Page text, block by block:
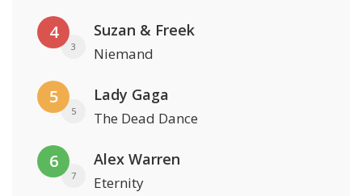
4
3
Suzan & Freek
Niemand
5
5
Lady Gaga
The Dead Dance
6
7
Alex Warren
Eternity